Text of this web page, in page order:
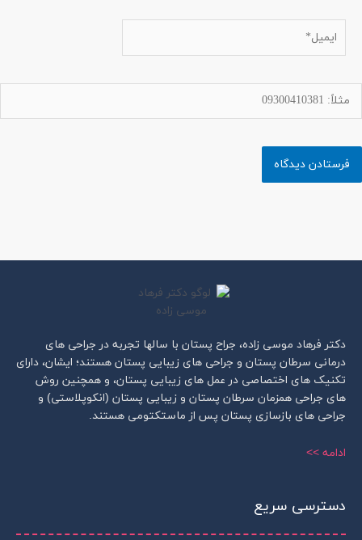
دکتر فرهاد موسی زاده، جراح پستان با سالها تجربه در جراحی های
درمانی سرطان پستان و جراحی های زیبایی پستان هستند؛ ایشان، دارای
تکنیک های اختصاصی در عمل های زیبایی پستان، و همچنین روش
های جراحی همزمان سرطان پستان و زیبایی پستان (انکوپلاستی) و
جراحی های بازسازی پستان پس از ماستکتومی هستند.
ادامه >>
دسترسی سریع